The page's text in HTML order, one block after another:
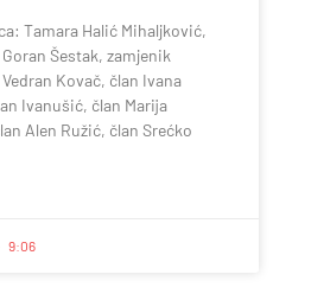
Tamara Halić Mihaljković,
Šestak, zamjenik
Kovač, član Ivana
Ivanušić, član Marija
Alen Ružić, član Srećko
9:06